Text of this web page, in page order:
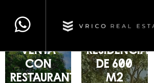
VENTA
CON
RESTAURANTE
RESIDENCIAL
DE 600
M2